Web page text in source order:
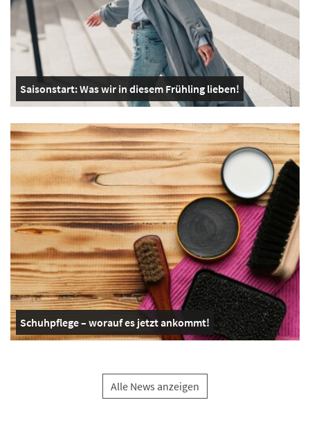
Saisonstart: Was wir in diesem Frühling lieben!
Schuhpflege – worauf es jetzt ankommt!
Alle News anzeigen